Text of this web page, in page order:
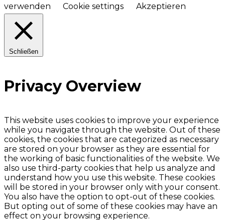
verwenden
Cookie settings Akzeptieren
Schließen
Privacy Overview
This website uses cookies to improve your experience
while you navigate through the website. Out of these
cookies, the cookies that are categorized as necessary
are stored on your browser as they are essential for
the working of basic functionalities of the website. We
also use third-party cookies that help us analyze and
understand how you use this website. These cookies
will be stored in your browser only with your consent.
You also have the option to opt-out of these cookies.
But opting out of some of these cookies may have an
effect on your browsing experience.